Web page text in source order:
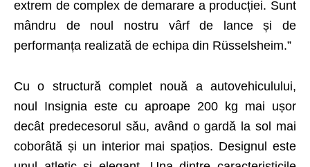
extrem de complex de demarare a producției. Sunt
mândru de noul nostru vârf de lance și de
performanța realizată de echipa din Rüsselsheim.”
Cu o structură complet nouă a autovehiculului,
noul Insignia este cu aproape 200 kg mai ușor
decât predecesorul său, având o gardă la sol mai
coborâtă și un interior mai spațios. Designul este